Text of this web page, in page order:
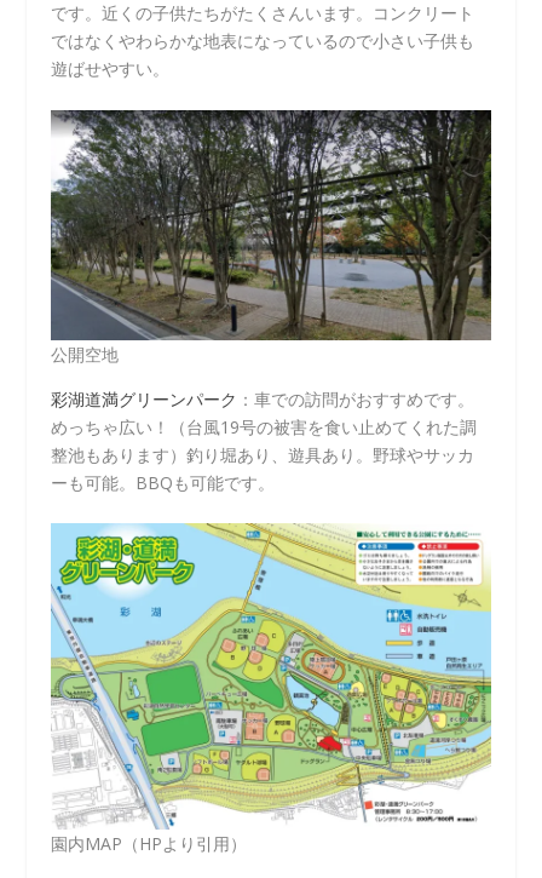
です。近くの子供たちがたくさんいます。コンクリート
ではなくやわらかな地表になっているので小さい子供も
遊ばせやすい。
公開空地
彩湖道満グリーンパーク ：車での訪問がおすすめです。
めっちゃ広い！（台風19号の被害を食い止めてくれた調
整池もあります）釣り堀あり、遊具あり。野球やサッカ
ーも可能。BBQも可能です。
園内MAP（HPより引用）